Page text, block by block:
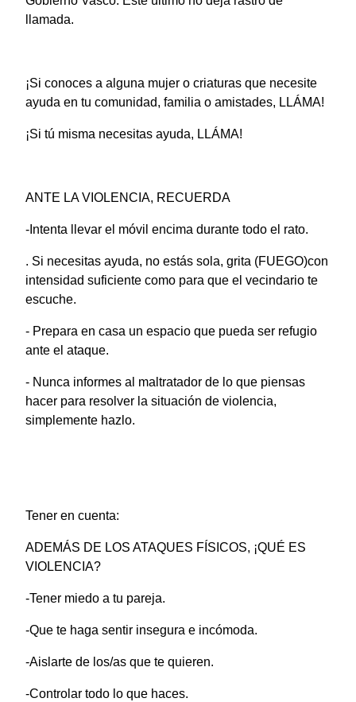
llamada.
¡Si conoces a alguna mujer o criaturas que necesite
ayuda en tu comunidad, familia o amistades, LLÁMA!
¡Si tú misma necesitas ayuda, LLÁMA!
ANTE LA VIOLENCIA, RECUERDA
-Intenta llevar el móvil encima durante todo el rato.
. Si necesitas ayuda, no estás sola, grita (FUEGO)con
intensidad suficiente como para que el vecindario te
escuche.
- Prepara en casa un espacio que pueda ser refugio
ante el ataque.
- Nunca informes al maltratador de lo que piensas
hacer para resolver la situación de violencia,
simplemente hazlo.
Tener en cuenta:
ADEMÁS DE LOS ATAQUES FÍSICOS, ¡QUÉ ES
VIOLENCIA?
-Tener miedo a tu pareja.
-Que te haga sentir insegura e incómoda.
-Aislarte de los/as que te quieren.
-Controlar todo lo que haces.